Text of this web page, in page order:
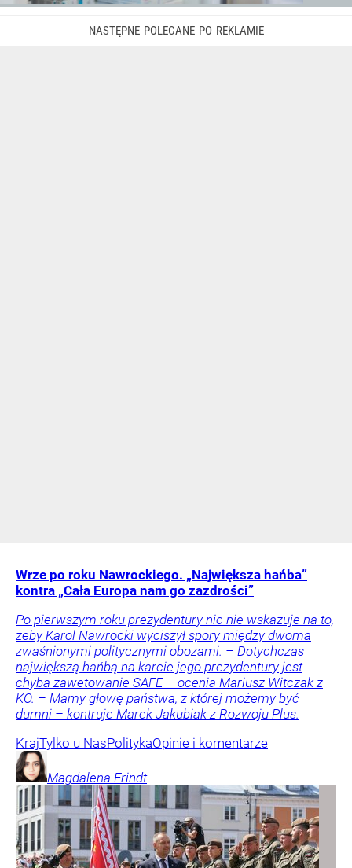
Wrze po roku Nawrockiego. „Największa hańba”
kontra „Cała Europa nam go zazdrości”
Po pierwszym roku prezydentury nic nie wskazuje na to,
żeby Karol Nawrocki wyciszył spory między dwoma
zwaśnionymi politycznymi obozami. – Dotychczas
największą hańbą na karcie jego prezydentury jest
chyba zawetowanie SAFE – ocenia Mariusz Witczak z
KO. – Mamy głowę państwa, z której możemy być
dumni – kontruje Marek Jakubiak z Rozwoju Plus.
KrajTylko u NasPolitykaOpinie i komentarze
Magdalena Frindt